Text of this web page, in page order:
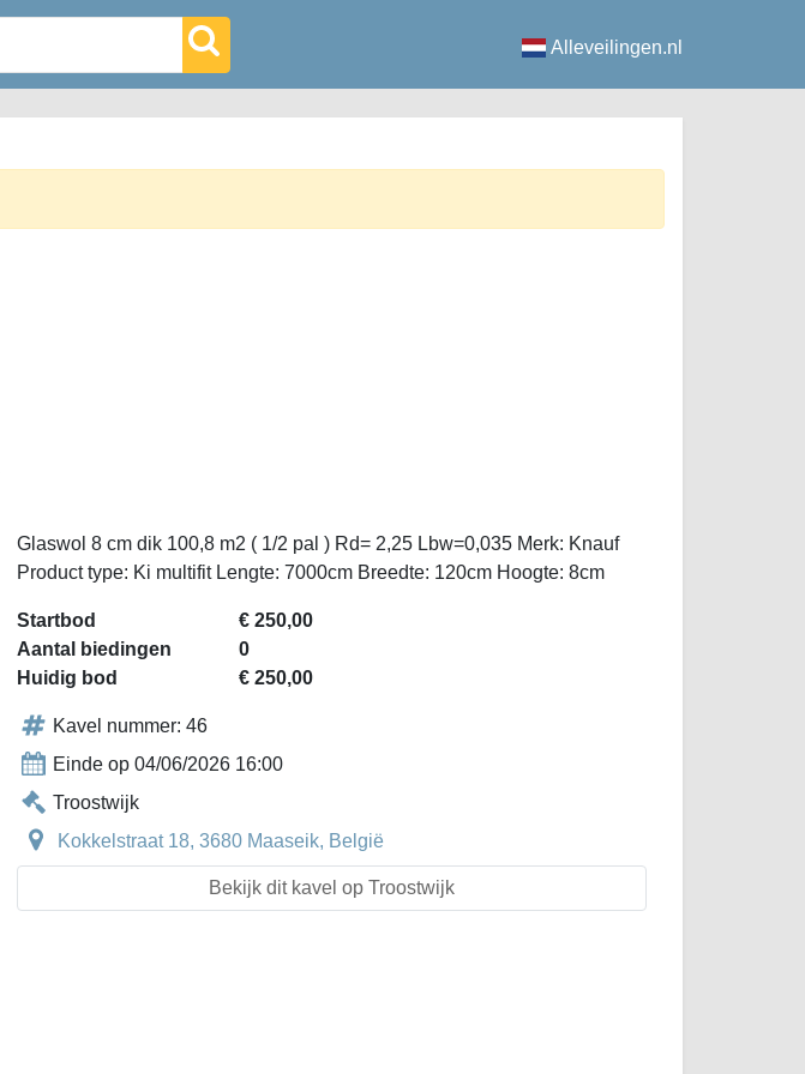
Alleveilingen.nl
Glaswol 8 cm dik 100,8 m2 ( 1/2 pal ) Rd= 2,25 Lbw=0,035 Merk: Knauf
Product type: Ki multifit Lengte: 7000cm Breedte: 120cm Hoogte: 8cm
Startbod
€ 250,00
Aantal biedingen
0
Huidig bod
€ 250,00
Kavel nummer: 46
Einde op 04/06/2026 16:00
Troostwijk
Kokkelstraat 18, 3680 Maaseik, België
Bekijk dit kavel op Troostwijk